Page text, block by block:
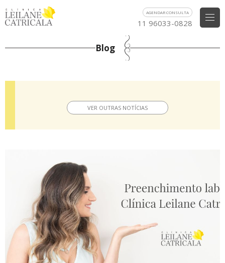
AGENDAR CONSULTA
11 96033-0828
Blog
VER OUTRAS NOTÍCIAS